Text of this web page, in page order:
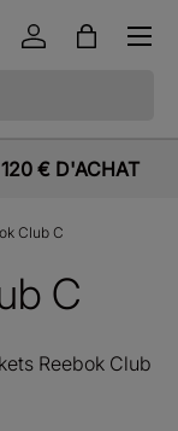
Se connecter
Panier
Menu
€ D'ACHAT
Club C
C
Reebok Club